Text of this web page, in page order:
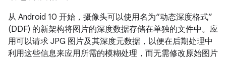
从 Android 10 开始，摄像头可以使用名为“动态深度格式”
(DDF) 的新架构将图片的深度数据存储在单独的文件中。应
用可以请求 JPG 图片及其深度元数据，以便在后期处理中
利用这些信息来应用所需的模糊处理，而无需修改原始图片